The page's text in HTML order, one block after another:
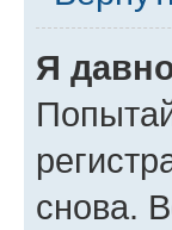
Я
снова.